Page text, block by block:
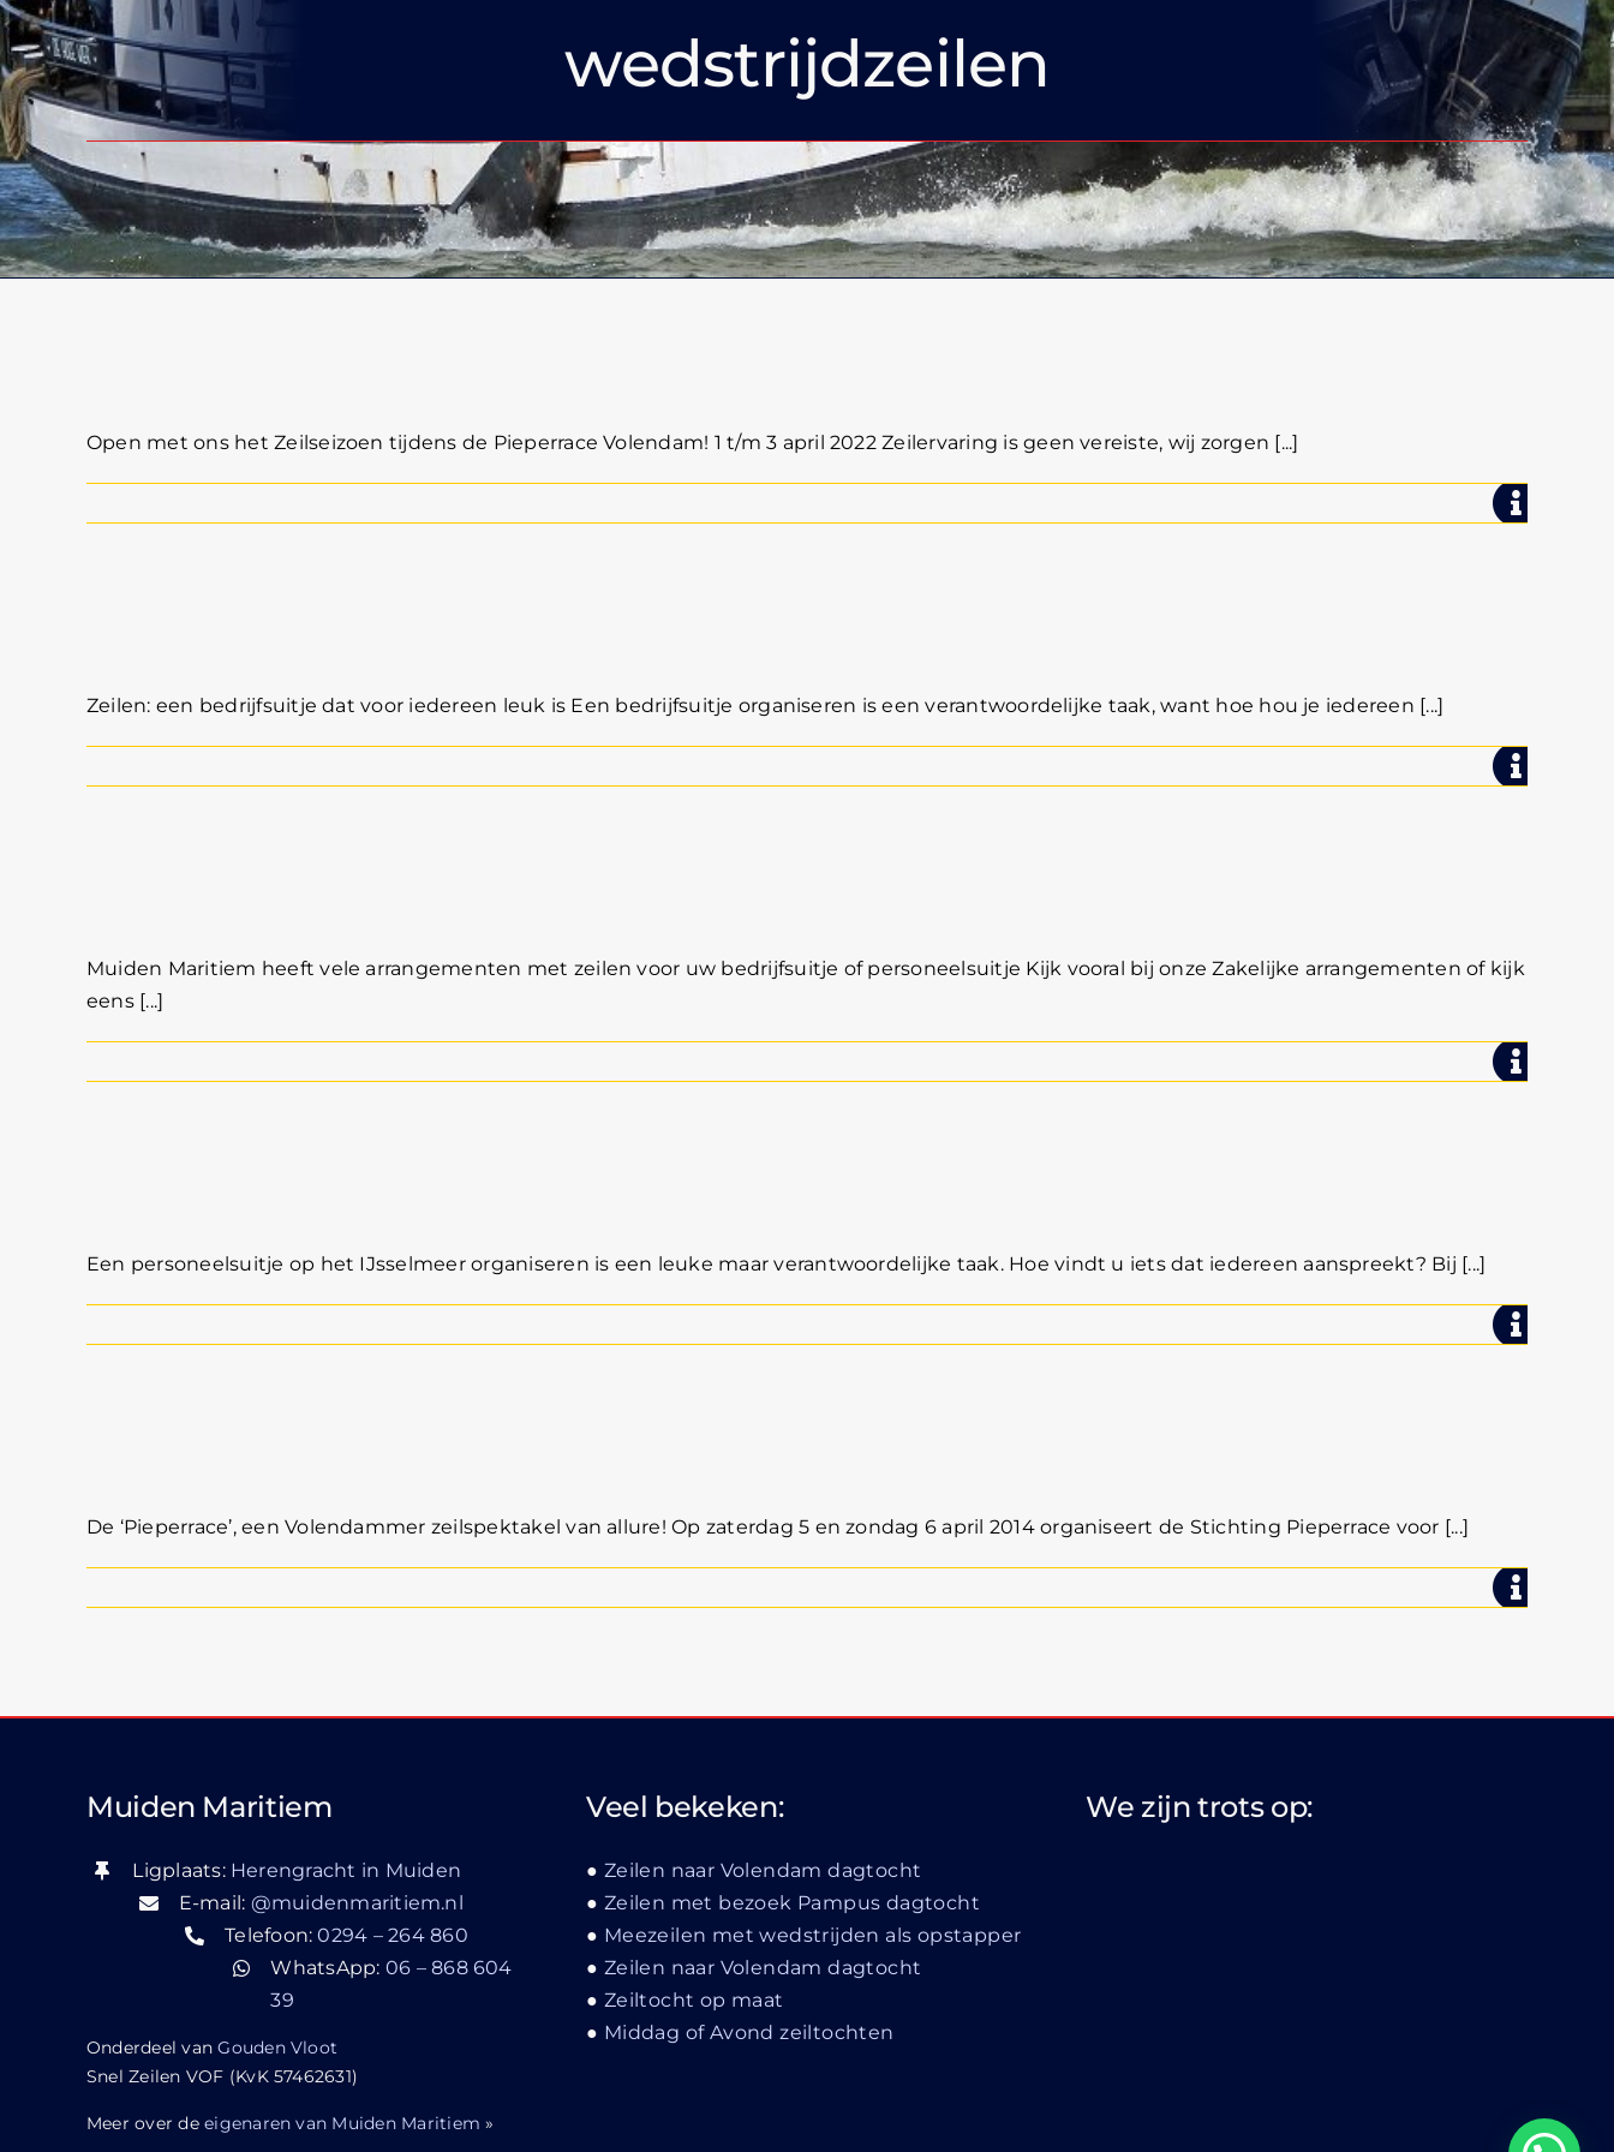
wedstrijdzeilen
Open met ons het Zeilseizoen tijdens de Pieperrace Volendam! 1 t/m 3 april 2022 Zeilervaring is geen vereiste, wij zorgen [...]
Zeilen: een bedrijfsuitje dat voor iedereen leuk is Een bedrijfsuitje organiseren is een verantwoordelijke taak, want hoe hou je iedereen [...]
Muiden Maritiem heeft vele arrangementen met zeilen voor uw bedrijfsuitje of personeelsuitje Kijk vooral bij onze Zakelijke arrangementen of kijk
eens [...]
Een personeelsuitje op het IJsselmeer organiseren is een leuke maar verantwoordelijke taak. Hoe vindt u iets dat iedereen aanspreekt? Bij [...]
De ‘Pieperrace’, een Volendammer zeilspektakel van allure! Op zaterdag 5 en zondag 6 april 2014 organiseert de Stichting Pieperrace voor [...]
Muiden Maritiem
Ligplaats: Herengracht in Muiden
E-mail: @muidenmaritiem.nl
Telefoon:0294 – 264 860
WhatsApp: 06 – 868 604
39
Onderdeel vanGouden Vloot
Snel Zeilen VOF (KvK 57462631)
Meer over deeigenaren van Muiden Maritiem »
Veel bekeken:
Zeilen naar Volendam dagtocht
Zeilen met bezoek Pampus dagtocht
Meezeilen met wedstrijden als opstapper
Zeilen naar Volendam dagtocht
Zeiltocht op maat
Middag of Avond zeiltochten
We zijn trots op: